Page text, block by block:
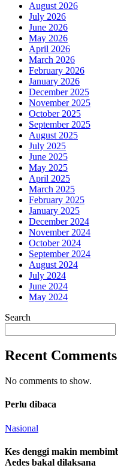
August 2026
July 2026
June 2026
May 2026
April 2026
March 2026
February 2026
January 2026
December 2025
November 2025
October 2025
September 2025
August 2025
July 2025
June 2025
May 2025
April 2025
March 2025
February 2025
January 2025
December 2024
November 2024
October 2024
September 2024
August 2024
July 2024
June 2024
May 2024
Search
Recent Comments
No comments to show.
Perlu dibaca
Nasional
Kes denggi makin
Aedes bakal dilaksana